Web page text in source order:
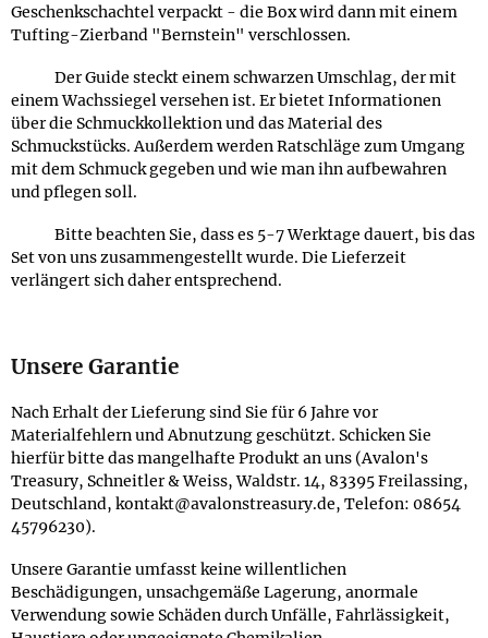
Geschenkschachtel verpackt - die Box wird dann mit einem
Tufting-Zierband "Bernstein" verschlossen.
Der Guide steckt einem schwarzen Umschlag, der mit
einem Wachssiegel versehen ist. Er bietet Informationen
über die Schmuckkollektion und das Material des
Schmuckstücks. Außerdem werden Ratschläge zum Umgang
mit dem Schmuck gegeben und wie man ihn aufbewahren
und pflegen soll.
Bitte beachten Sie, dass es 5-7 Werktage dauert, bis das
Set von uns zusammengestellt wurde. Die Lieferzeit
verlängert sich daher entsprechend.
Unsere Garantie
Nach Erhalt der Lieferung sind Sie für 6 Jahre vor
Materialfehlern und Abnutzung geschützt. Schicken Sie
hierfür bitte das mangelhafte Produkt an uns (Avalon's
Treasury, Schneitler & Weiss, Waldstr. 14, 83395 Freilassing,
Deutschland, kontakt@avalonstreasury.de, Telefon: 08654
45796230).
Unsere Garantie umfasst keine willentlichen
Beschädigungen, unsachgemäße Lagerung, anormale
Verwendung sowie Schäden durch Unfälle, Fahrlässigkeit,